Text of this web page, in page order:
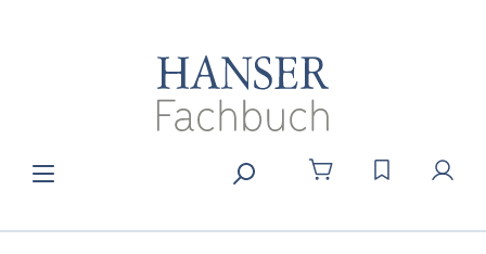
DU HAST 0